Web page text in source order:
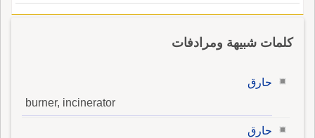
كلمات شبيهة ومرادفات
حارق
burner, incinerator
حارق